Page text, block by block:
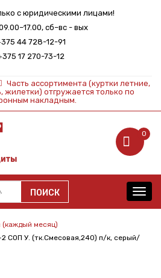
с юридическими лицами!
сб–вс - вых
44 728-12-91
17 270-73-12
Часть ассортимента (куртки летние,
жилетки) отгружается только по
накладным.
0
ПОИСК
(каждый месяц)
СОП У. (тк.Смесовая,240) п/к, серый/